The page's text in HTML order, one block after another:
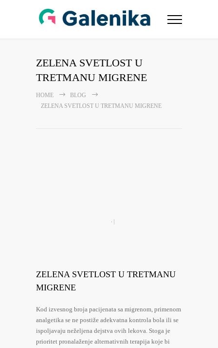
ZELENA SVETLOST U
TRETMANU MIGRENE
HOME
BLOG
ZELENA SVETLOST U TRETMANU MIGRENE
ZELENA SVETLOST U TRETMANU
MIGRENE
Kod izvesnog broja pacijenata sa migrenom, primenom
analgetika se ne postiže adekvatna kontrola bola ili se
ispoljavaju neželjena dejstva ovih lekova. Stoga je
prioritet pronalaženje alternativnih terapija koje bi